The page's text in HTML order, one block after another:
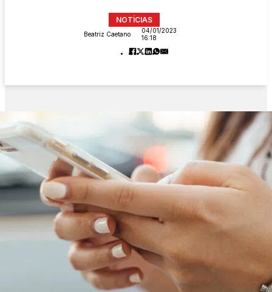
NOTÍCIAS
Beatriz Caetano
04/01/2023
16:18